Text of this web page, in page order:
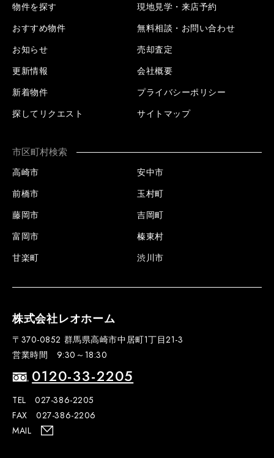
物件を探す
おすすめ物件
お知らせ
更新情報
新着物件
探してリクエスト
現地見学・来店予約
無料相談・お問い合わせ
売却査定
会社概要
プライバシーポリシー
サイトマップ
市区町村検索
高崎市
前橋市
藤岡市
富岡市
甘楽町
安中市
玉村町
吉岡町
榛東村
渋川市
株式会社レオホーム
〒370-0852 群馬県高崎市中居町1丁目21-3
営業時間 9:30～18:30
0120-33-2205
TEL 027-386-2205
FAX 027-386-2206
MAIL